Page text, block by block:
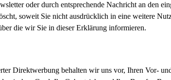
oder durch entsprechende Nachricht an den
soweit Sie nicht ausdrücklich in eine weitere
die wir Sie in dieser Erklärung informieren.
Direktwerbung behalten wir uns vor, Ihren Vor-